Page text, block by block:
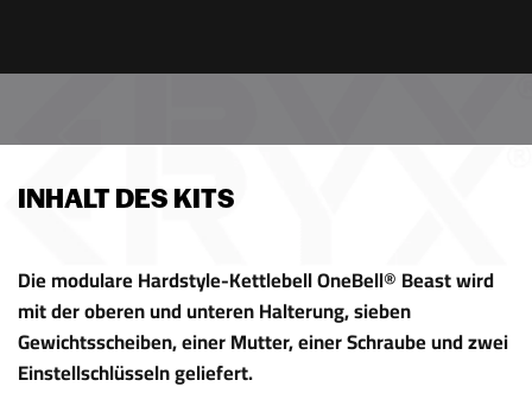
INHALT DES KITS
Die modulare Hardstyle-Kettlebell OneBell® Beast wird
mit der oberen und unteren Halterung, sieben
Gewichtsscheiben, einer Mutter, einer Schraube und zwei
Einstellschlüsseln geliefert.